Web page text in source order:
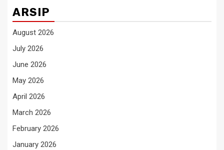
ARSIP
August 2026
July 2026
June 2026
May 2026
April 2026
March 2026
February 2026
January 2026